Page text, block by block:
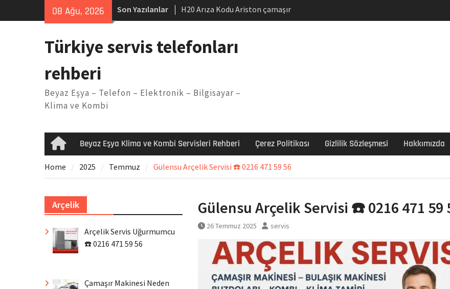
08 Ağu, 2026 Son Yazılanlar
H20 Arıza Kodu Ariston çamaşır
makinesi Sorunu
Arçelik buzdolabı F5 Hatası Çözüm
Ferroli klima E3 Arızası Çözümü
Türkiye servis telefonları
rehberi
Beyaz Eşya – Telefon – Elektronik – Bilgisayar –
Klima ve Kombi
HomeBeyaz Eşya Klima ve Kombi Servisleri Rehberi Çerez Politikası Gizlilik Sözleşmesi Hakkımızda
Home 2025 Temmuz Gülensu Arçelik Servisi ☎️ 0216 471 59 56
Gülensu Arçelik Servisi ☎️ 0216 471 59
26 Temmuz 2025 servis
Arçelik
Arçelik Servis Uğurmumcu
☎️ 0216 471 59 56
Çamaşır Makinesi Neden